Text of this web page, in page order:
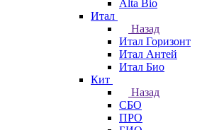
Alta Bio
Итал
Назад
Итал Горизонт
Итал Антей
Итал Био
Кит
Назад
СБО
ПРО